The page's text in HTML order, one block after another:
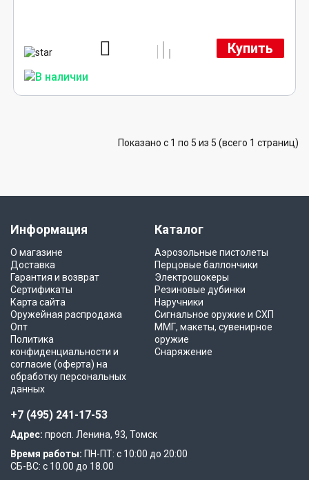
Купить
Показано с 1 по 5 из 5 (всего 1 страниц)
Информация
О магазине
Доставка
Гарантия и возврат
Сертификаты
Карта сайта
Оружейная распродажа
Опт
Политика
конфиденциальности и
согласие (оферта) на
обработку персональных
данных
Каталог
Аэрозольные пистолеты
Перцовые баллончики
Электрошокеры
Резиновые дубинки
Наручники
Сигнальное оружие и СХП
ММГ, макеты, сувенирное
оружие
Снаряжение
+7 (495) 241-17-53
Адрес: просп. Ленина, 93, Томск
Время работы: ПН-ПТ: с 10:00 до 20:00
СБ-ВС: с 10.00 до 18.00